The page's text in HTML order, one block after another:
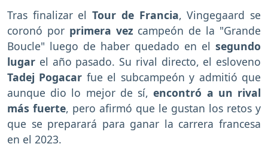
Tras finalizar elTour de Francia, Vingegaard se
coronó porprimera vez campeón de la "Grande
Boucle" luego de haber quedado en el segundo
lugar el año pasado. Su rival directo, el esloveno
Tadej Pogacar fue el subcampeón y admitió que
aunque dio lo mejor de sí,encontró a un rival
más fuerte, pero afirmó que le gustan los retos y
que se preparará para ganar la carrera francesa
en el 2023.